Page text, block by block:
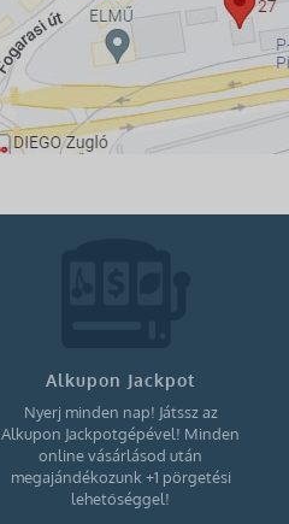
Alkupon Jackpot
Nyerj minden nap! Játssz az
Alkupon Jackpotgépével! Minden
online vásárlásod után
megajándékozunk +1 pörgetési
lehetőséggel!